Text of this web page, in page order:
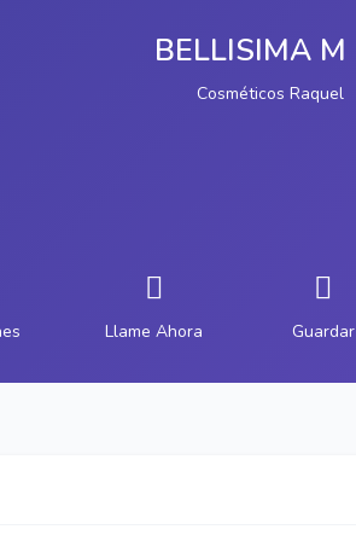
BELLISIMA M
Cosméticos Raquel
Llame Ahora Guardar